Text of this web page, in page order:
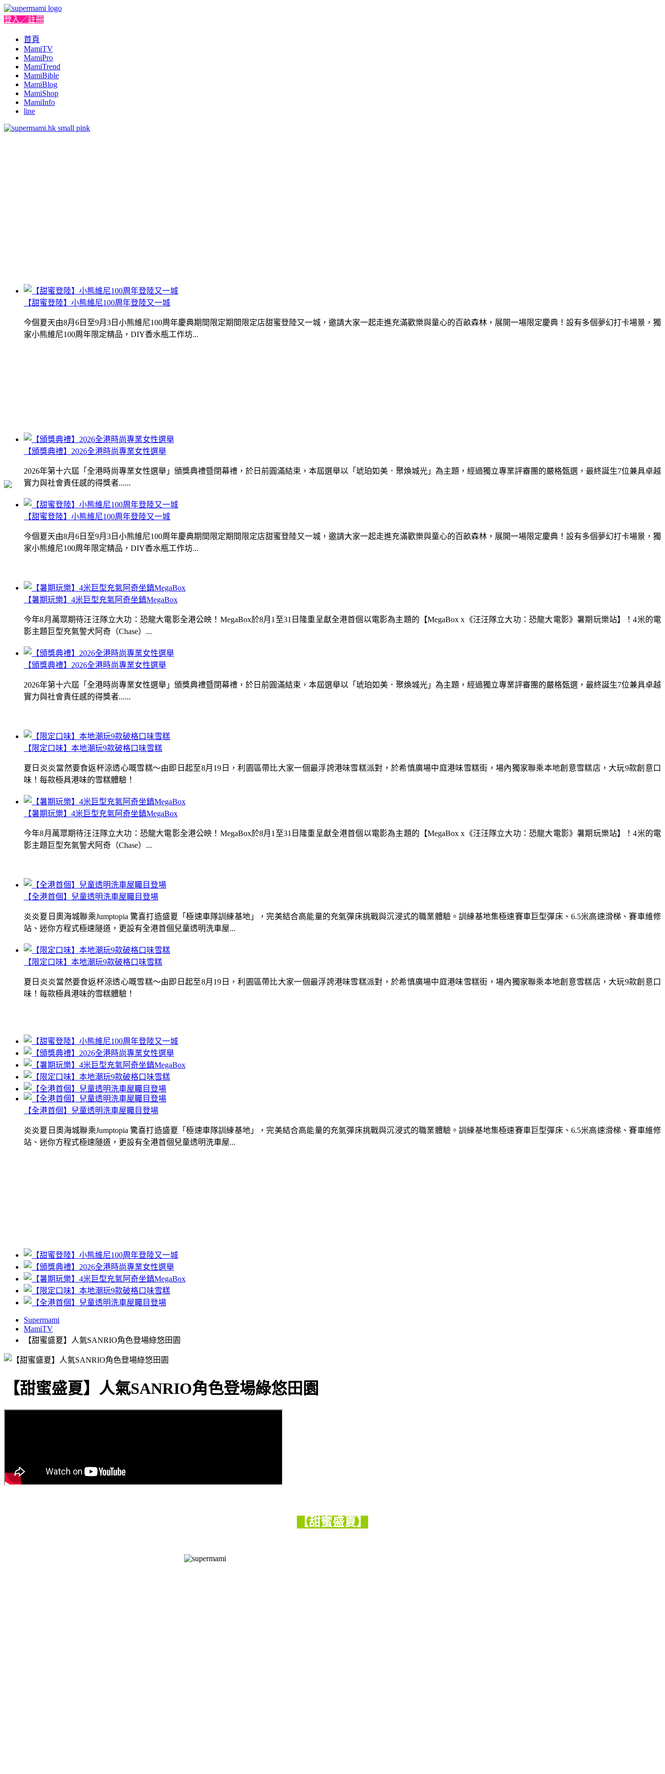
登入／註冊
首頁
MamiTV
MamiPro
MamiTrend
MamiBible
MamiBlog
MamiShop
MamiInfo
line
【甜蜜登陸】小熊維尼100周年登陸又一城
今個夏天由8月6日至9月3日小熊維尼100周年慶典期間限定期間限定店甜蜜登陸又一城，邀請大家一起走進充滿歡樂與童心的百畝森林，展開一場限定慶典！設有多個夢幻打卡場景，獨
家小熊維尼100周年限定精品，DIY香水瓶工作坊...
【頒獎典禮】2026全港時尚專業女性選舉
2026年第十六屆「全港時尚專業女性選舉」頒獎典禮暨閉幕禮，於日前圓滿結束，本屆選舉以「琥珀如美．聚煥城光」為主題，經過獨立專業評審團的嚴格甄選，最終誕生7位兼具卓越
實力與社會責任感的得獎者......
【暑期玩樂】4米巨型充氣阿奇坐鎮MegaBox
今年8月萬眾期待汪汪隊立大功：恐龍大電影全港公映！MegaBox於8月1至31日隆重呈獻全港首個以電影為主題的【MegaBox x《汪汪隊立大功：恐龍大電影》暑期玩樂站】！4米的電
影主題巨型充氣警犬阿奇（Chase）...
【限定口味】本地潮玩9款破格口味雪糕
夏日炎炎當然要食返杯涼透心嘅雪糕～由即日起至8月19日，利園區帶比大家一個最浮誇港味雪糕派對，於希慎廣場中庭港味雪糕街，場內獨家聯乘本地創意雪糕店，大玩9款創意口
味！每款極具港味的雪糕體驗！
【全港首個】兒童透明洗車屋矚目登場
炎炎夏日奧海城聯乘Jumptopia 驚喜打造盛夏「極速車隊訓練基地」，完美結合高能量的充氣彈床挑戰與沉浸式的職業體驗。訓練基地集極速賽車巨型彈床、6.5米高速滑梯、賽車維修
站、迷你方程式極速隧道，更設有全港首個兒童透明洗車屋...
【甜蜜登陸】小熊維尼100周年登陸又一城
今個夏天由8月6日至9月3日小熊維尼100周年慶典期間限定期間限定店甜蜜登陸又一城，邀請大家一起走進充滿歡樂與童心的百畝森林，展開一場限定慶典！設有多個夢幻打卡場景，獨
家小熊維尼100周年限定精品，DIY香水瓶工作坊...
【頒獎典禮】2026全港時尚專業女性選舉
2026年第十六屆「全港時尚專業女性選舉」頒獎典禮暨閉幕禮，於日前圓滿結束，本屆選舉以「琥珀如美．聚煥城光」為主題，經過獨立專業評審團的嚴格甄選，最終誕生7位兼具卓越
實力與社會責任感的得獎者......
【暑期玩樂】4米巨型充氣阿奇坐鎮MegaBox
今年8月萬眾期待汪汪隊立大功：恐龍大電影全港公映！MegaBox於8月1至31日隆重呈獻全港首個以電影為主題的【MegaBox x《汪汪隊立大功：恐龍大電影》暑期玩樂站】！4米的電
影主題巨型充氣警犬阿奇（Chase）...
【限定口味】本地潮玩9款破格口味雪糕
夏日炎炎當然要食返杯涼透心嘅雪糕～由即日起至8月19日，利園區帶比大家一個最浮誇港味雪糕派對，於希慎廣場中庭港味雪糕街，場內獨家聯乘本地創意雪糕店，大玩9款創意口
味！每款極具港味的雪糕體驗！
【全港首個】兒童透明洗車屋矚目登場
炎炎夏日奧海城聯乘Jumptopia 驚喜打造盛夏「極速車隊訓練基地」，完美結合高能量的充氣彈床挑戰與沉浸式的職業體驗。訓練基地集極速賽車巨型彈床、6.5米高速滑梯、賽車維修
站、迷你方程式極速隧道，更設有全港首個兒童透明洗車屋...
Supermami
MamiTV
【甜蜜盛夏】人氣SANRIO角色登場綠悠田園
【甜蜜盛夏】人氣SANRIO角色登場綠悠田園
【甜蜜盛夏】